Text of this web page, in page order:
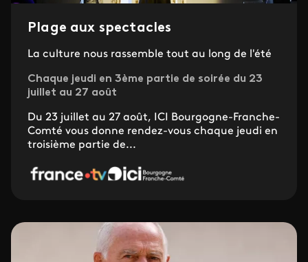
Plage aux spectacles
La culture nous rassemble tout au long de l'été
Chaque jeudi en 3ème partie de soirée du 23
juillet au 27 août
Du 23 juillet au 27 août, ICI Bourgogne-Franche-
Comté vous donne rendez-vous chaque jeudi en
troisième partie de...